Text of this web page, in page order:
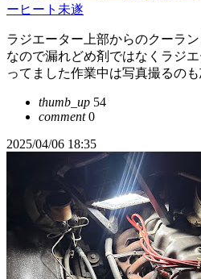
ーヒート未遂
ラジエーター上部からのクーラ
なので漏れどめ剤ではなくラジ
ってました作業中は写真撮るの
thumb_up 54
comment0
2025/04/06 18:35